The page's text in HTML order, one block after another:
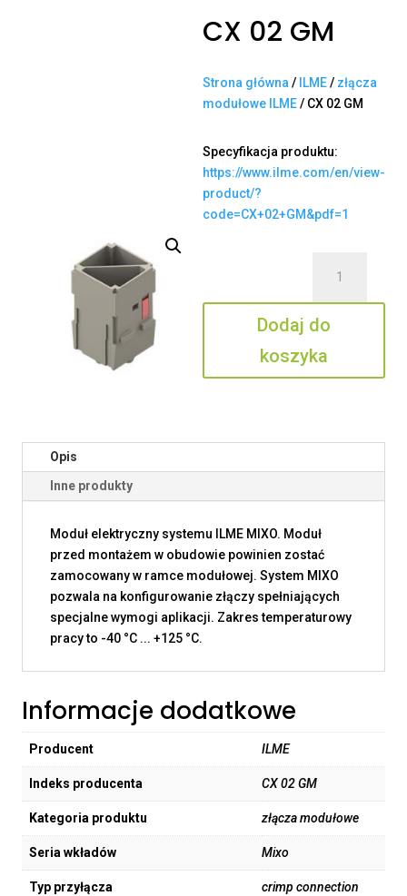
CX 02 GM
Strona główna / ILME/ złącza
modułowe ILME/ CX 02 GM
Specyfikacja produktu:
https://www.ilme.com/en/view-
product/?
code=CX+02+GM&pdf=1
02
GM
Dodaj do
koszyka
Opis
Inne produkty
Moduł elektryczny systemu ILME MIXO. Moduł
przed montażem w obudowie powinien zostać
zamocowany w ramce modułowej. System MIXO
pozwala na konfigurowanie złączy spełniających
specjalne wymogi aplikacji. Zakres temperaturowy
pracy to -40 °C ... +125 °C.
Informacje dodatkowe
Producent ILME
Indeks producenta CX 02 GM
Kategoria produktu złącza modułowe
Seria wkładów Mixo
Typ przyłącza crimp connection